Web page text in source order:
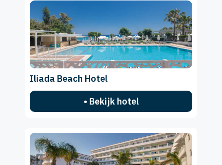
Iliada Beach Hotel
• Bekijk hotel